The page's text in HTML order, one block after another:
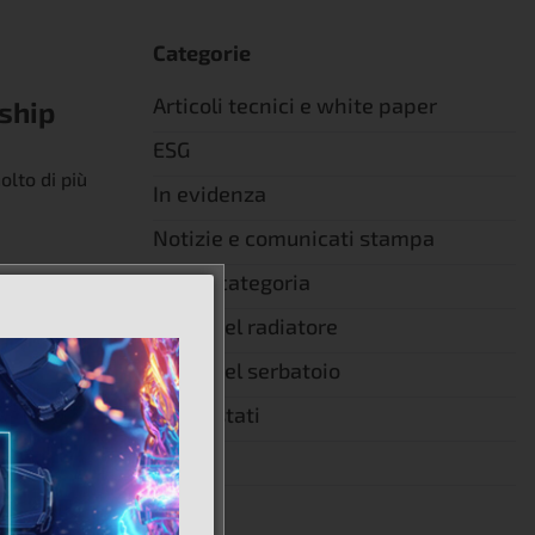
di più
di più
Categorie
Articoli tecnici e white paper
ESG
In evidenza
Notizie e comunicati stampa
Senza categoria
Tappi del radiatore
Tappi del serbatoio
Termostati
Video